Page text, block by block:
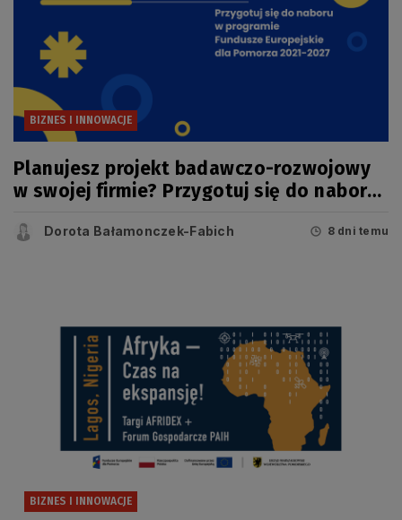
BIZNES I INNOWACJE
Planujesz projekt badawczo-rozwojowy
w swojej firmie? Przygotuj się do naboru
Dorota Bałamonczek-Fabich 8 dni temu
BIZNES I INNOWACJE